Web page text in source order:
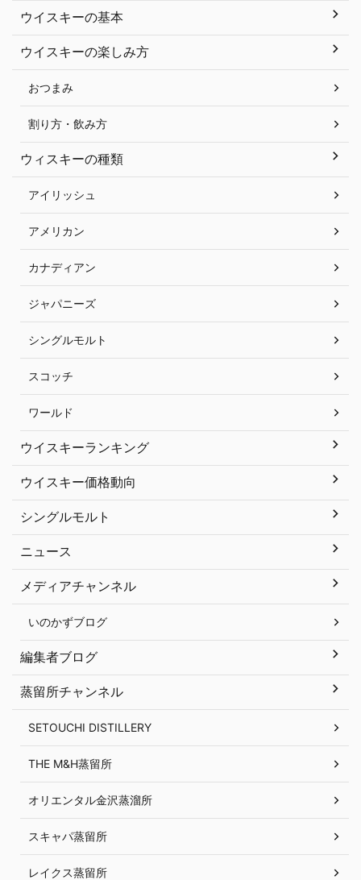
ウイスキーの基本
ウイスキーの楽しみ方
おつまみ
割り方・飲み方
ウィスキーの種類
アイリッシュ
アメリカン
カナディアン
ジャパニーズ
シングルモルト
スコッチ
ワールド
ウイスキーランキング
ウイスキー価格動向
シングルモルト
ニュース
メディアチャンネル
いのかずブログ
編集者ブログ
蒸留所チャンネル
SETOUCHI DISTILLERY
THE M&H蒸留所
オリエンタル金沢蒸溜所
スキャパ蒸留所
レイクス蒸留所